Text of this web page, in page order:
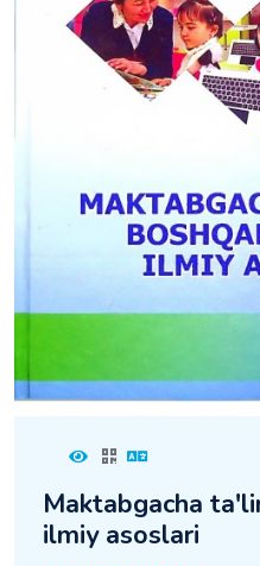
Maktabgacha
ilmiy asoslari